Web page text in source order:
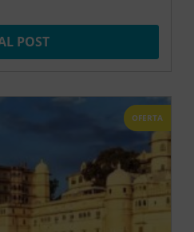
POST
OFERTA